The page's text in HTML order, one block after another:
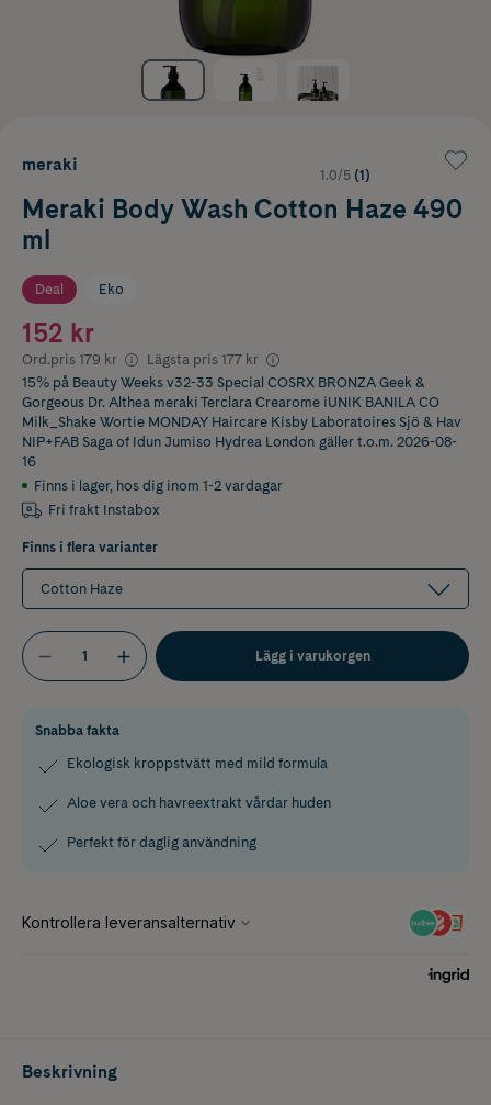
meraki
1.0/5 (1)
Meraki Body Wash Cotton Haze 490
ml
Deal Eko
152 kr
Ord.pris 179 kr Lägsta pris 177 kr
15% på Beauty Weeks v32-33 Special COSRX BRONZA Geek &
Gorgeous Dr. Althea meraki Terclara Crearome iUNIK BANILA CO
Milk_Shake Wortie MONDAY Haircare Kisby Laboratoires Sjö & Hav
NIP+FAB Saga of Idun Jumiso Hydrea London gäller t.o.m. 2026-08-
16
Finns i lager, hos dig inom 1-2 vardagar
Fri frakt Instabox
Finns i flera varianter
Cotton Haze
Lägg i varukorgen
Snabba fakta
Ekologisk kroppstvätt med mild formula
Aloe vera och havreextrakt vårdar huden
Perfekt för daglig användning
Beskrivning